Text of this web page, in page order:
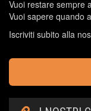
Vuoi restare sempre
Vuoi sapere quando
Iscriviti subito alla